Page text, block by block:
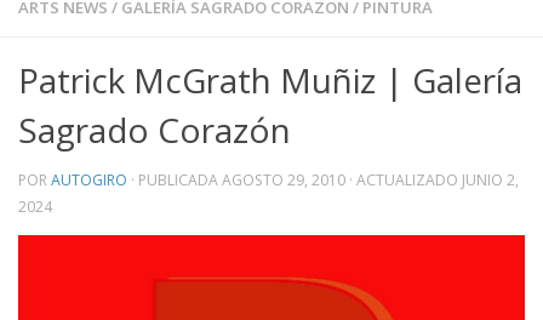
ARTS NEWS / GALERÍA SAGRADO CORAZON / PINTURA
Patrick McGrath Muñiz | Galería
Sagrado Corazón
PORAUTOGIRO · PUBLICADAAGOSTO 29, 2010 · ACTUALIZADO JUNIO 2,
2024